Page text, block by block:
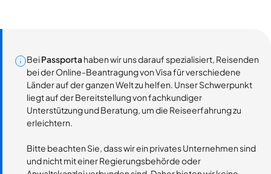
BeiPassportahaben wir uns darauf spezialisiert, Reisenden
bei der Online-Beantragung von Visa für verschiedene
Länder auf der ganzen Welt zu helfen. Unser Schwerpunkt
liegt auf der Bereitstellung von fachkundiger
Unterstützung und Beratung, um die Reiseerfahrung zu
erleichtern.
Bitte beachten Sie, dass wir ein privates Unternehmen sind
und nicht mit einer Regierungsbehörde oder